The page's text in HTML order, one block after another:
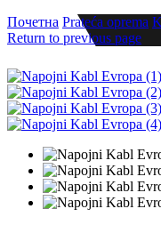
Почетна Prateća oprema
Return to previous page